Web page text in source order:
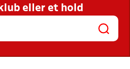
KLUBBER OG
HOLD
eller et hold